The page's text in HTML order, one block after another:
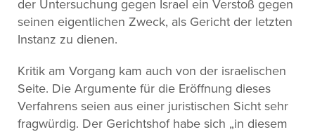
der Untersuchung gegen Israel ein Verstoß gegen
seinen eigentlichen Zweck, als Gericht der letzten
Instanz zu dienen.
Kritik am Vorgang kam auch von der israelischen
Seite. Die Argumente für die Eröffnung dieses
Verfahrens seien aus einer juristischen Sicht sehr
fragwürdig. Der Gerichtshof habe sich „in diesem